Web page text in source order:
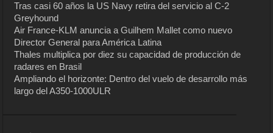
Tras casi 60 años la US Navy retira del servicio al C-2
Greyhound
Air France-KLM anuncia a Guilhem Mallet como nuevo
Director General para América Latina
Thales multiplica por diez su capacidad de producción de
radares en Brasil
Ampliando el horizonte: Dentro del vuelo de desarrollo más
largo del A350-1000ULR